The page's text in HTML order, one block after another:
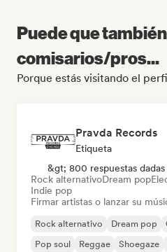
Puede que
comisarios/pros...
Porque estás visitando el
Pravda Records
Etiqueta
&gt; 800 respuestas dadas
Rock alternativoDream pop
Indie pop
Firmar artistas o lanzar su
Rock alternativo Dream pop
Pop soul
Reggae Shoegaze